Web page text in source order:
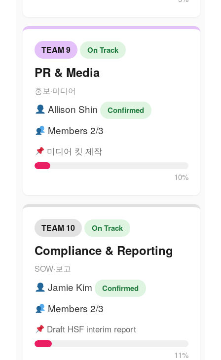
TEAM 9 On Track
PR & Media
홍보·미디어
Allison Shin Confirmed
Members 2/3
미디어 킷 제작
10%
TEAM 10 On Track
Compliance & Reporting
SOW·보고
Jamie Kim Confirmed
Members 2/3
Draft HSF interim report
11%